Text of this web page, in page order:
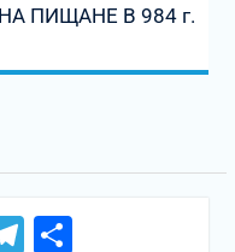
ПИЩАНЕ В 984 г.
Telegram